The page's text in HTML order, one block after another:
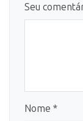
Seu
Nome *